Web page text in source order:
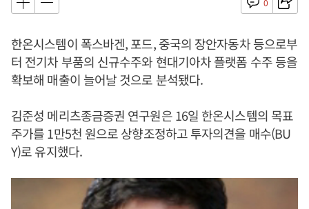
한온시스템이 폭스바겐, 포드, 중국의 장안자동차 등으로부
터 전기차 부품의 신규수주와 현대기아차 플랫폼 수주 등을
확보해 매출이 늘어날 것으로 분석됐다.
김준성 메리츠종금증권 연구원은 16일 한온시스템의 목표
주가를 1만5천 원으로 상향조정하고 투자의견을 매수(BU
Y)로 유지했다.